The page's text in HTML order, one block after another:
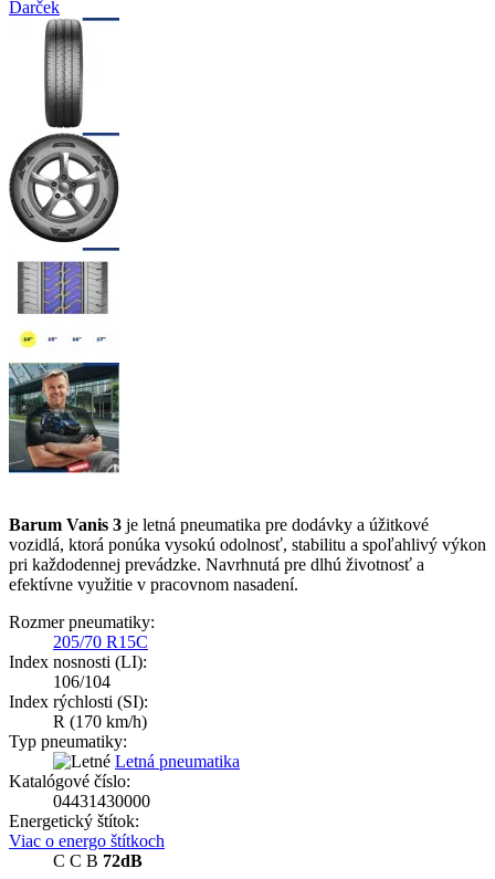
Darček
Barum Vanis 3 je letná pneumatika pre dodávky a úžitkové
vozidlá, ktorá ponúka vysokú odolnosť, stabilitu a spoľahlivý výkon
pri každodennej prevádzke. Navrhnutá pre dlhú životnosť a
efektívne využitie v pracovnom nasadení.
Rozmer pneumatiky:
205/70 R15C
Index nosnosti (LI):
106/104
Index rýchlosti (SI):
R (170 km/h)
Typ pneumatiky:
Letná pneumatika
Katalógové číslo:
04431430000
Energetický štítok:
Viac o energo štítkoch
C C B 72dB